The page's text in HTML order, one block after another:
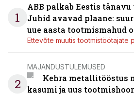
1
ABB palkab Eestis
Juhid avavad plaane:
uue aasta tootmismahud
Ettevõte muutis tootmistöötajate
2
MAJANDUSTULEMUSED
Kehra metallitööstus
kasumi ja uus